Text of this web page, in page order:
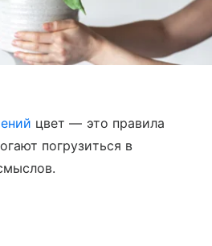
цвет — это правила
погрузиться в